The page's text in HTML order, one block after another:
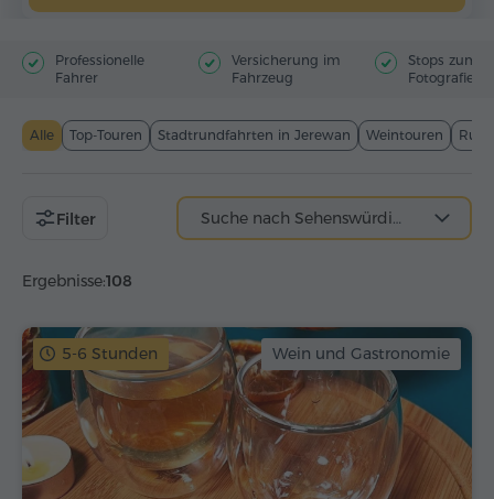
Professionelle
Fahrer
Versicherung im
Fahrzeug
Stops zum
Alle Top-Touren Stadtrundfahrten in Jerewan Weintouren
Ergebnisse:108
Filter Suche nach Sehenswürdigkeit
5-6 Stunden Wein und Gastronomie